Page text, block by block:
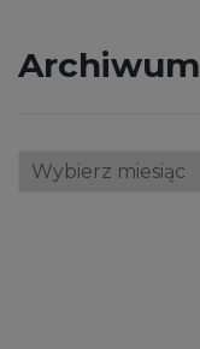
Archiwum
Archiwum